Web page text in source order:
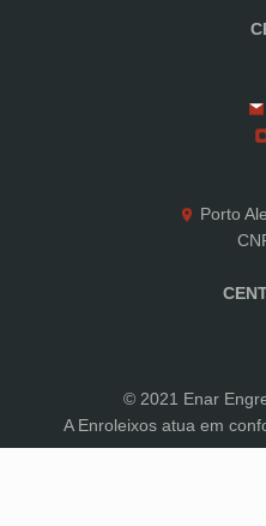
Porto
© 2021 Enar
A Enroleixos atua em